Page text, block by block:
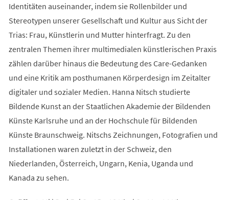
Identitäten auseinander, indem sie Rollenbilder und
Stereotypen unserer Gesellschaft und Kultur aus Sicht der
Trias: Frau, Künstlerin und Mutter hinterfragt. Zu den
zentralen Themen ihrer multimedialen künstlerischen Praxis
zählen darüber hinaus die Bedeutung des Care-Gedanken
und eine Kritik am posthumanen Körperdesign im Zeitalter
digitaler und sozialer Medien. Hanna Nitsch studierte
Bildende Kunst an der Staatlichen Akademie der Bildenden
Künste Karlsruhe und an der Hochschule für Bildenden
Künste Braunschweig. Nitschs Zeichnungen, Fotografien und
Installationen waren zuletzt in der Schweiz, den
Niederlanden, Österreich, Ungarn, Kenia, Uganda und
Kanada zu sehen.